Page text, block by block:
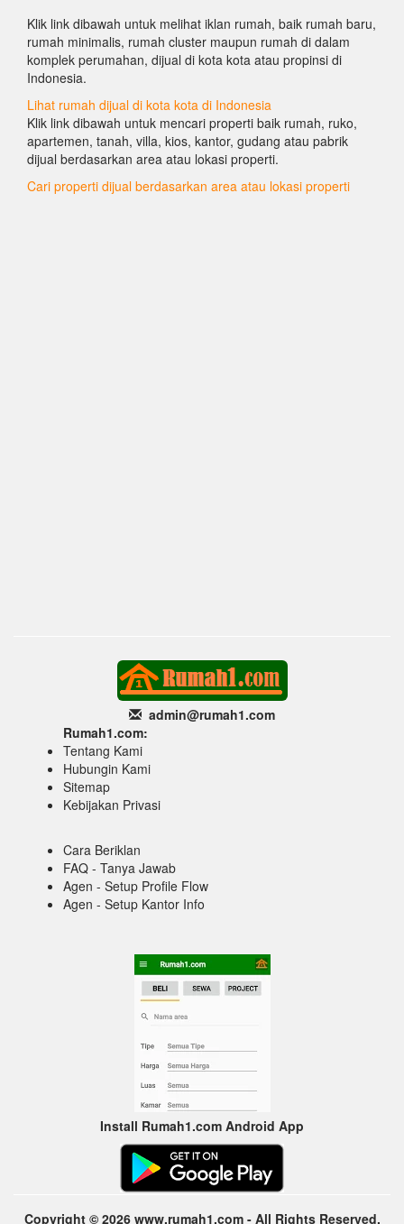
Klik link dibawah untuk melihat iklan rumah, baik rumah baru,
rumah minimalis, rumah cluster maupun rumah di dalam
komplek perumahan, dijual di kota kota atau propinsi di
Indonesia.
Lihat rumah dijual di kota kota di Indonesia
Klik link dibawah untuk mencari properti baik rumah, ruko,
apartemen, tanah, villa, kios, kantor, gudang atau pabrik
dijual berdasarkan area atau lokasi properti.
Cari properti dijual berdasarkan area atau lokasi properti
admin@rumah1.com
Rumah1.com:
Tentang Kami
Hubungin Kami
Sitemap
Kebijakan Privasi
Cara Beriklan
FAQ - Tanya Jawab
Agen - Setup Profile Flow
Agen - Setup Kantor Info
Install Rumah1.com Android App
Copyright © 2026 www.rumah1.com - All Rights Reserved.